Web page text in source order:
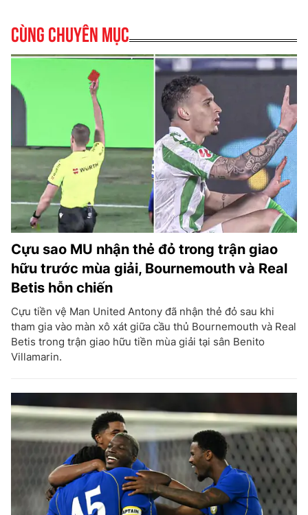
Cùng chuyên mục
Cựu sao MU nhận thẻ đỏ trong trận giao
hữu trước mùa giải, Bournemouth và Real
Betis hỗn chiến
Cựu tiền vệ Man United Antony đã nhận thẻ đỏ sau khi
tham gia vào màn xô xát giữa cầu thủ Bournemouth và Real
Betis trong trận giao hữu tiền mùa giải tại sân Benito
Villamarin.